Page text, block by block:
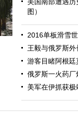
图）
2016单板滑雪
王毅与俄罗斯
游客目睹阿根
俄罗斯一火药
美军在伊抓获极